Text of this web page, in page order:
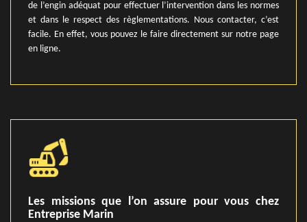
de l’engin adéquat pour effectuer l’intervention dans les normes
et dans le respect des règlementations. Nous contacter, c’est
facile. En effet, vous pouvez le faire directement sur notre page
en ligne.
Les missions que l’on assure pour vous chez
Entreprise Marin